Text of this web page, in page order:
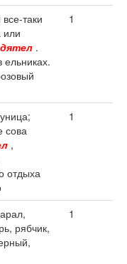
таки
или
дятел .
ельниках.
1
сова
,
отдыха
1
рябчик,
1